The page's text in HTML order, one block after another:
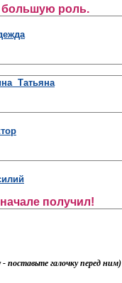
большую роль.
Татьяна
получил!
поставьте галочку перед ним)